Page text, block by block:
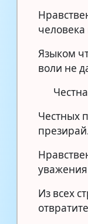
человека
Языком
воли не
Честных
Из всех